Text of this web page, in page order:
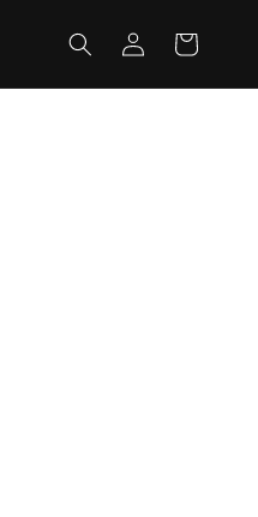
グ
イ
ン
ー